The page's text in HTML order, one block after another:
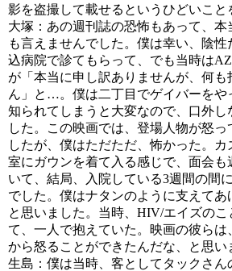
影を盗撮して載せるというひどいこと
大塚：あの週刊誌の恐怖もあって、本
も言えませんでした。僕は幸い、陰
込病院で診てもらって、でも当時は
が「本当に申し訳ありませんが、何も
ん」と…。僕は二丁目でゲイバーをや
知られてしまうと大変なので、口外し
した。この映画では、登場人物が怒
したが、僕はただただ、怖かった。
室にガウンを着て入る感じで、面会も
いて、結局、入院している3週間の間
でした。僕はナタンのように支えて
と思いました。当時、HIV/エイズのこ
て、一人で抱えていた。映画の彼らは
から怒ることができたんだな、と思い
生島：僕は当時、客としてタックさん